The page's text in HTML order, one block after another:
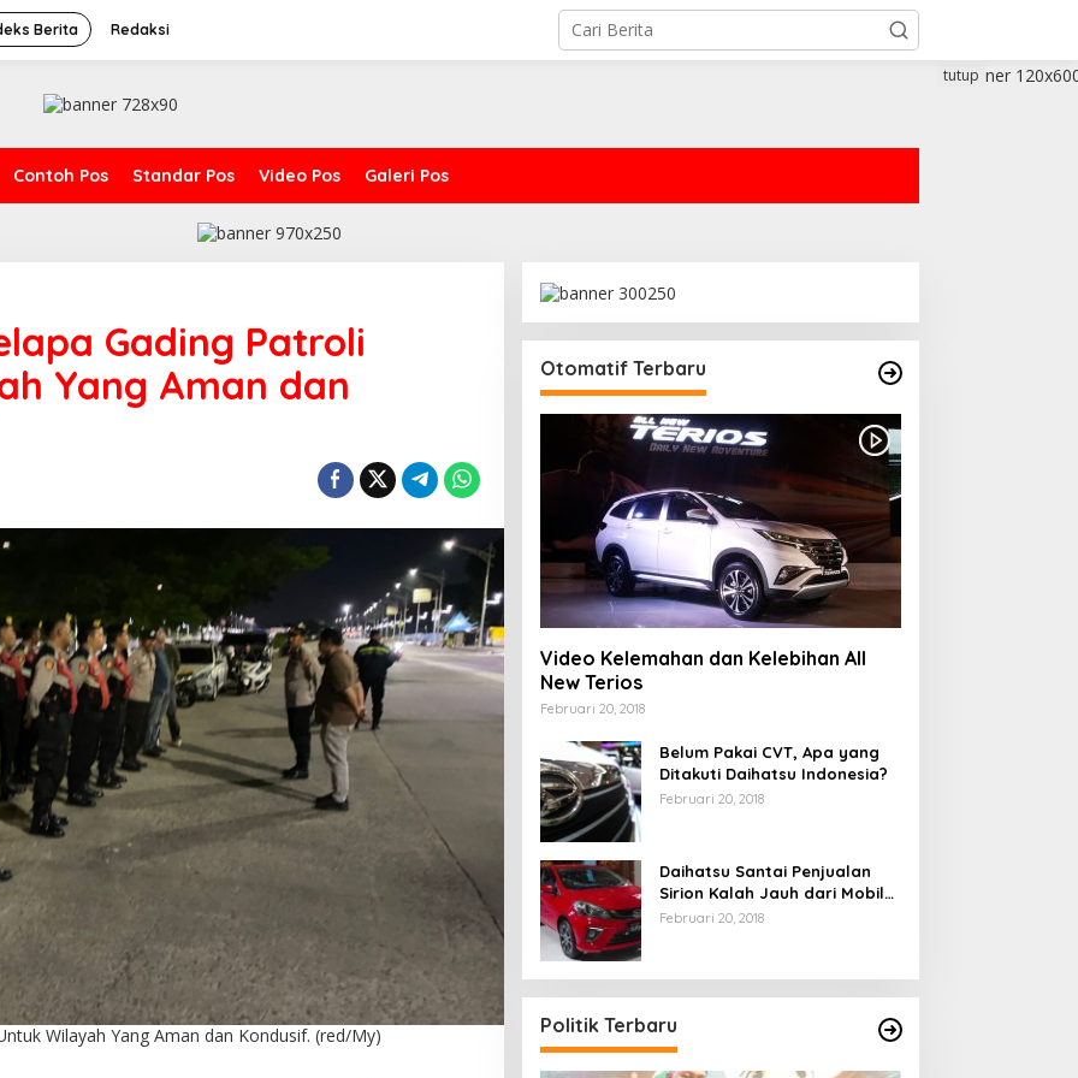
Berita Redaksi
Contoh Pos Standar Pos Video Pos Galeri Pos
tutup
Gading Patroli
Yang Aman dan
Wilayah Yang Aman dan Kondusif. (red/My)
Otomatif Terbaru
Video Kelemahan dan Kelebihan All
New Terios
Februari 20, 2018
Belum Pakai CVT, Apa yang
Ditakuti Daihatsu Indonesia?
Februari 20, 2018
Daihatsu Santai Penjualan
Sirion Kalah Jauh dari Mobil
LCGC
Februari 20, 2018
Politik Terbaru